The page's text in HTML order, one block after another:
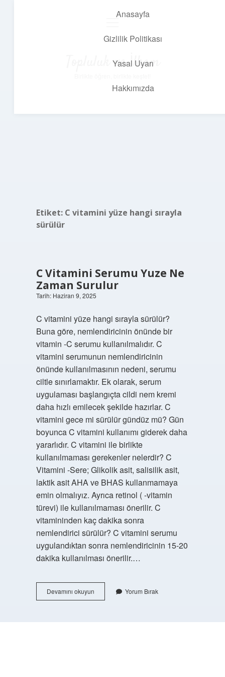
Anasayfa
Gizlilik Politikası
Yasal Uyarı
Hakkımızda
Topluluk ve İlham
Etiket: C vitamini yüze hangi sırayla
sürülür
C Vitamini Serumu Yuze Ne
Zaman Surulur
Tarih: Haziran 9, 2025
C vitamini yüze hangi sırayla sürülür?
Buna göre, nemlendiricinin önünde bir
vitamin -C serumu kullanılmalıdır. C
vitamini serumunun nemlendiricinin
önünde kullanılmasının nedeni, serumu
ciltle sınırlamaktır. Ek olarak, serum
uygulaması başlangıçta cildi nem kremi
daha hızlı emilecek şekilde hazırlar. C
vitamini gece mi sürülür gündüz mü? Gün
boyunca C vitamini kullanımı giderek daha
yararlıdır. C vitamini ile birlikte
kullanılmaması gerekenler nelerdir? C
Vitamini -Sere; Glikolik asit, salisilik asit,
laktik asit AHA ve BHAS kullanmamaya
emin olmalıyız. Ayrıca retinol ( -vitamin
türevi) ile kullanılmaması önerilir. C
vitamininden kaç dakika sonra
nemlendirici sürülür? C vitamini serumu
uygulandıktan sonra nemlendiricinin 15-20
dakika kullanılması önerilir.…
Devamını okuyunC
Vitamini
Yorum Bırak